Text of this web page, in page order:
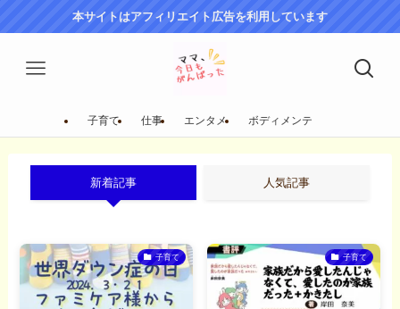
本サイトはアフィリエイト広告を利用しています
子育て 仕事 エンタメ ボディメンテ
新着記事 人気記事
子育て 子育て